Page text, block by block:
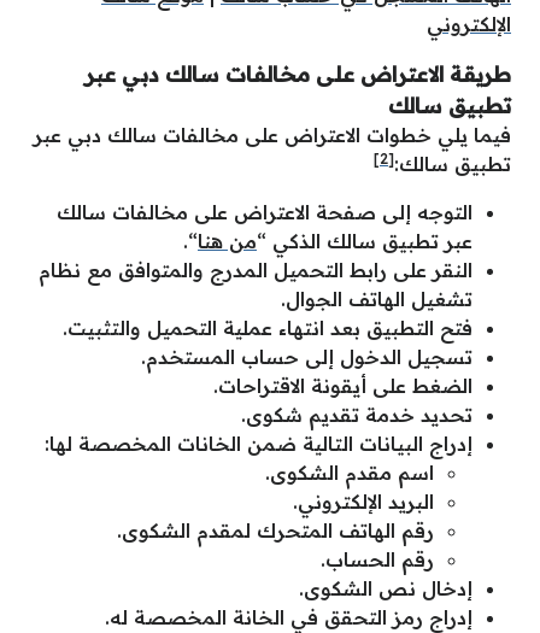
الإلكتروني
طريقة الاعتراض على مخالفات سالك دبي عبر
تطبيق سالك
فيما يلي خطوات الاعتراض على مخالفات سالك دبي عبر
تطبيق سالك:[2]
التوجه إلى صفحة الاعتراض على مخالفات سالك
عبر تطبيق سالك الذكي “من هنا“.
النقر على رابط التحميل المدرج والمتوافق مع نظام
تشغيل الهاتف الجوال.
فتح التطبيق بعد انتهاء عملية التحميل والتثبيت.
تسجيل الدخول إلى حساب المستخدم.
الضغط على أيقونة الاقتراحات.
تحديد خدمة تقديم شكوى.
إدراج البيانات التالية ضمن الخانات المخصصة لها:
اسم مقدم الشكوى.
البريد الإلكتروني.
رقم الهاتف المتحرك لمقدم الشكوى.
رقم الحساب.
إدخال نص الشكوى.
إدراج رمز التحقق في الخانة المخصصة له.